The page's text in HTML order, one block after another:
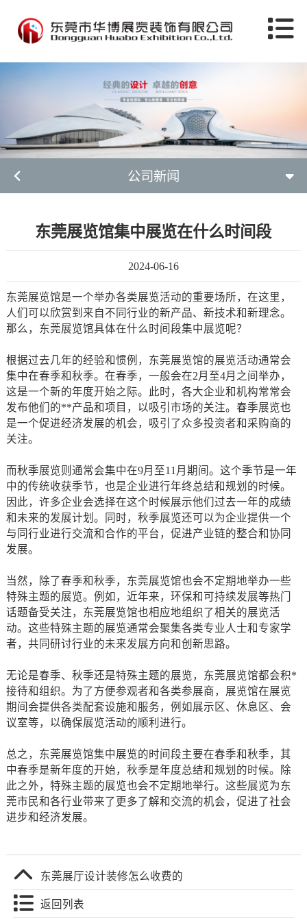
公司新闻
东莞展览馆集中展览在什么时间段
2024-06-16
东莞展览馆是一个举办各类展览活动的重要场所，在这里，
人们可以欣赏到来自不同行业的新产品、新技术和新理念。
那么，东莞展览馆具体在什么时间段集中展览呢？
根据过去几年的经验和惯例，东莞展览馆的展览活动通常会
集中在春季和秋季。在春季，一般会在2月至4月之间举办，
这是一个新的年度开始之际。此时，各大企业和机构常常会
发布他们的**产品和项目，以吸引市场的关注。春季展览也
是一个促进经济发展的机会，吸引了众多投资者和采购商的
关注。
而秋季展览则通常会集中在9月至11月期间。这个季节是一年
中的传统收获季节，也是企业进行年终总结和规划的时候。
因此，许多企业会选择在这个时候展示他们过去一年的成绩
和未来的发展计划。同时，秋季展览还可以为企业提供一个
与同行业进行交流和合作的平台，促进产业链的整合和协同
发展。
当然，除了春季和秋季，东莞展览馆也会不定期地举办一些
特殊主题的展览。例如，近年来，环保和可持续发展等热门
话题备受关注，东莞展览馆也相应地组织了相关的展览活
动。这些特殊主题的展览通常会聚集各类专业人士和专家学
者，共同研讨行业的未来发展方向和创新思路。
无论是春季、秋季还是特殊主题的展览，东莞展览馆都会积*
接待和组织。为了方便参观者和各类参展商，展览馆在展览
期间会提供各类配套设施和服务，例如展示区、休息区、会
议室等，以确保展览活动的顺利进行。
总之，东莞展览馆集中展览的时间段主要在春季和秋季，其
中春季是新年度的开始，秋季是年度总结和规划的时候。除
此之外，特殊主题的展览也会不定期地举行。这些展览为东
莞市民和各行业带来了更多了解和交流的机会，促进了社会
进步和经济发展。
东莞展厅设计装修怎么收费的
返回列表